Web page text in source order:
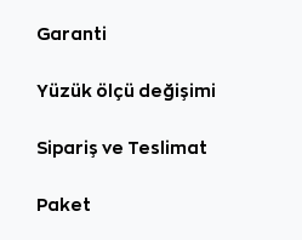
Garanti
Yüzük ölçü değişimi
Sipariş ve Teslimat
Paket